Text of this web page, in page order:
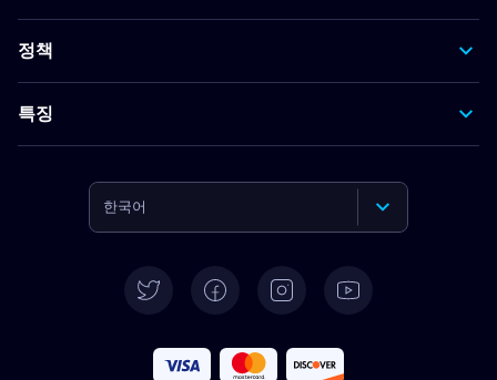
정책
특징
한국어
Deutsch
Español